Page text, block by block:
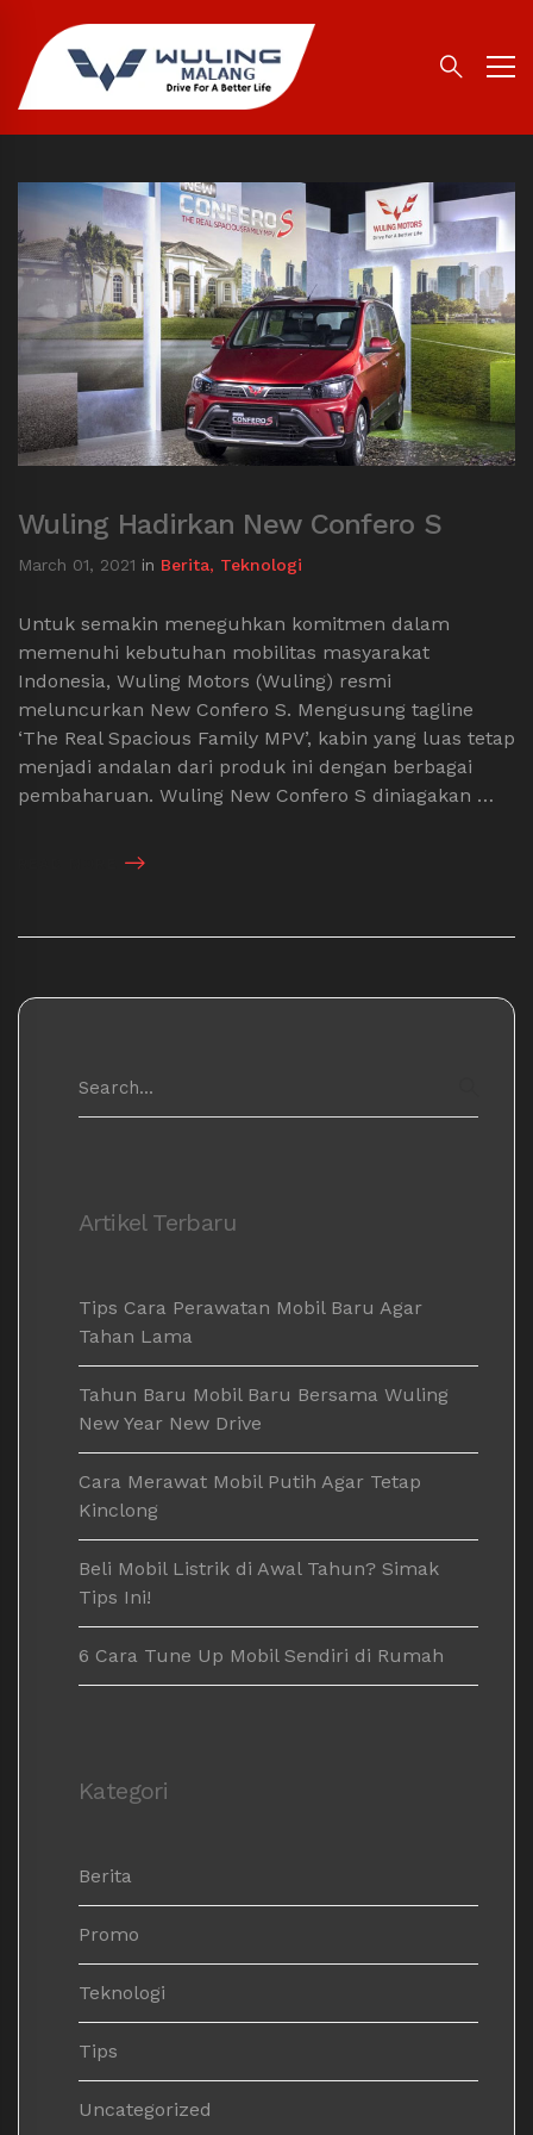
Wuling Hadirkan New Confero S
March 01, 2021 in Berita, Teknologi
Untuk semakin meneguhkan komitmen dalam
memenuhi kebutuhan mobilitas masyarakat
Indonesia, Wuling Motors (Wuling) resmi
meluncurkan New Confero S. Mengusung tagline
‘The Real Spacious Family MPV’, kabin yang luas tetap
menjadi andalan dari produk ini dengan berbagai
pembaharuan. Wuling New Confero S diniagakan …
for:
Artikel Terbaru
Tips Cara Perawatan Mobil Baru Agar
Tahan Lama
Tahun Baru Mobil Baru Bersama Wuling
New Year New Drive
Cara Merawat Mobil Putih Agar Tetap
Kinclong
Beli Mobil Listrik di Awal Tahun? Simak
Tips Ini!
6 Cara Tune Up Mobil Sendiri di Rumah
Kategori
Berita
Promo
Teknologi
Tips
Uncategorized